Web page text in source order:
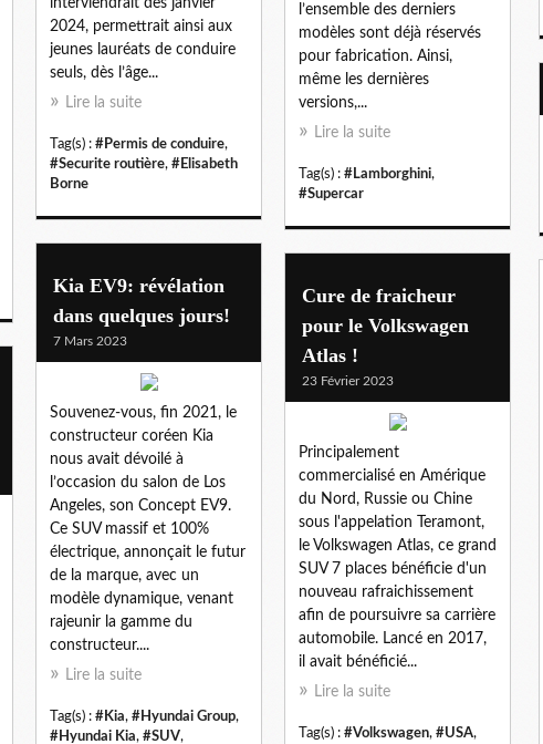
interviendrait dès janvier
2024, permettrait ainsi aux
jeunes lauréats de conduire
seuls, dès l’âge...
Lire la suite
Tag(s) : #Permis de conduire,
#Securite routière, #Elisabeth
Borne
l’ensemble des derniers
modèles sont déjà réservés
pour fabrication. Ainsi,
même les dernières
versions,...
Lire la suite
Tag(s) : #Lamborghini,
#Supercar
Kia EV9: révélation
dans quelques jours!
7 Mars 2023
Souvenez-vous, fin 2021, le
constructeur coréen Kia
nous avait dévoilé à
l’occasion du salon de Los
Angeles, son Concept EV9.
Ce SUV massif et 100%
électrique, annonçait le futur
de la marque, avec un
modèle dynamique, venant
rajeunir la gamme du
constructeur....
Lire la suite
Tag(s) : #Kia, #Hyundai Group,
#Hyundai Kia, #SUV,
Cure de fraicheur
pour le Volkswagen
Atlas !
23 Février 2023
Principalement
commercialisé en Amérique
du Nord, Russie ou Chine
sous l'appelation Teramont,
le Volkswagen Atlas, ce grand
SUV 7 places bénéficie d'un
nouveau rafraichissement
afin de poursuivre sa carrière
automobile. Lancé en 2017,
il avait bénéficié...
Lire la suite
Tag(s) : #Volkswagen, #USA,